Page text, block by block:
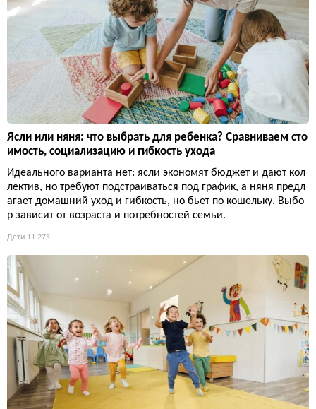
Ясли или няня: что выбрать для ребенка? Сравниваем сто
имость, социализацию и гибкость ухода
Идеального варианта нет: ясли экономят бюджет и дают кол
лектив, но требуют подстраиваться под график, а няня предл
агает домашний уход и гибкость, но бьет по кошельку. Выбо
р зависит от возраста и потребностей семьи.
Дети 11 275